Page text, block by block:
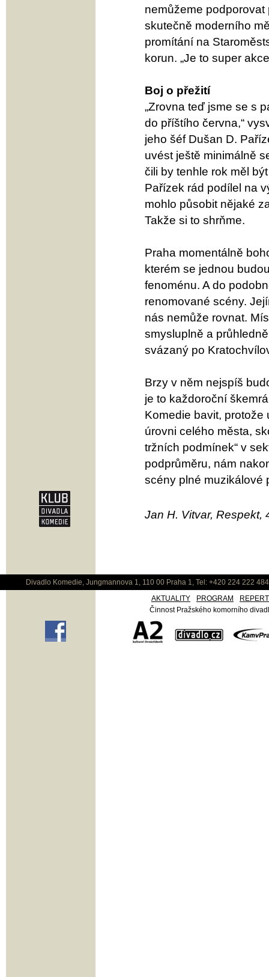
nemůžeme podporovat
skutečně moderního
promítání na
korun. „Je to super
Boj o přežití
„Zrovna teď jsme se s
do příštího června,“
jeho šéf Dušan D.
uvést ještě minimálně
čili by tenhle rok měl
Pařízek rád podílel na
mohlo působit nějaké
Takže si to shrňme.
Praha momentálně
kterém se jednou
fenoménu. A do
renomované scény.
nás nemůže rovnat.
smysluplně a
svázaný po
Brzy v něm nejspíš
je to každoroční
Komedie bavit,
úrovni celého města,
tržních podmínek“ v
podprůměru, nám
scény plné muzikálové
Jan H. Vitvar, Respekt,
Divadlo Komedie, Jungmannova 1, 110 00 Praha 1, Tel: +420 224 222
AKTUALITY
PROGRAM
Činnost Pražského komorního